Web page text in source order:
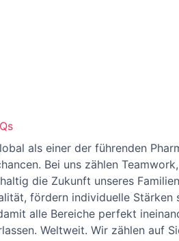
als einer der führenden
Bei uns zählen
die Zukunft unseres
fördern individuelle
alle Bereiche perfekt
Weltweit. Wir zählen auf